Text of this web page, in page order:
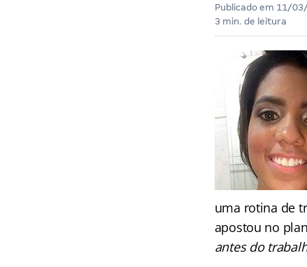
Publicado em 11/
3 min. de leitura
uma rotina de
apostou no
antes do